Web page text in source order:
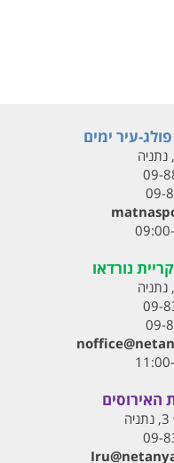
עיר ימים
09-
09-
נורדאו
09-
09-
האירוסים
09-